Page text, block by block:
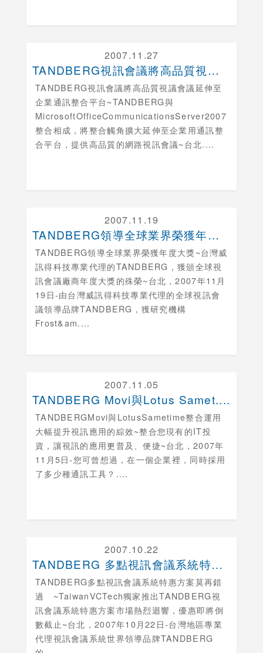
2007.11.27
TANDBERG視訊會議將高品質視議會議延伸至企業....
TANDBERG視訊會議將高品質視議會議延伸至
企業通訊整合平台~TANDBERG與
MicrosoftOfficeCommunicationsServer2007
整合相成，將整合觸角擴大延伸至企業用通訊整
合平台，提供高品質的網路視訊會議~台北....
2007.11.19
TANDBERG領導全球業界榮獲年度大獎
TANDBERG領導全球業界榮獲年度大獎~台灣威
訊得科技專業代理的TANDBERG，獲頒全球視
訊會議廠商年度大獎的殊榮~台北，2007年11月
19日-由台灣威訊得科技專業代理的全球視訊會
議領導品牌TANDBERG，獲研究機構
Frost&am....
2007.11.05
TANDBERG Movi與Lotus Samet....
TANDBERGMovi與LotusSametime整合運用
大幅提升視訊應用的綜效~整合您現有的IT投
資，讓視訊的應用更普及、便捷~台北，2007年
11月5日-您可曾想過，在一個企業裡，同時採用
了多少種通訊工具？....
2007.10.22
TANDBERG 多點視訊會議系統特惠方案莫再錯過
TANDBERG多點視訊會議系統特惠方案莫再錯
過 ~TaiwanVCTech獨家推出TANDBERG視
訊會議系統特惠方案市場熱烈迴響，優惠即將倒
數截止~台北，2007年10月22日-台灣地區專業
代理視訊會議系統世界領導品牌TANDBERG